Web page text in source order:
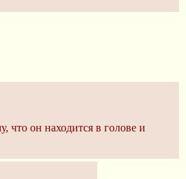
что он находится в голове и